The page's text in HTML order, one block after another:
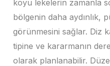
koyu lekelerin zamanla
bölgenin daha aydınlık,
görünmesini sağlar. Diz
tipine ve kararmanın
olarak planlanabilir.